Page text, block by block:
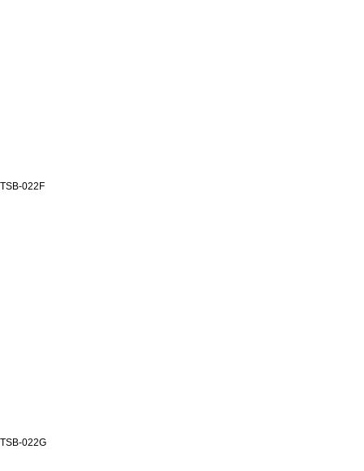
TSB-022F
TSB-022G